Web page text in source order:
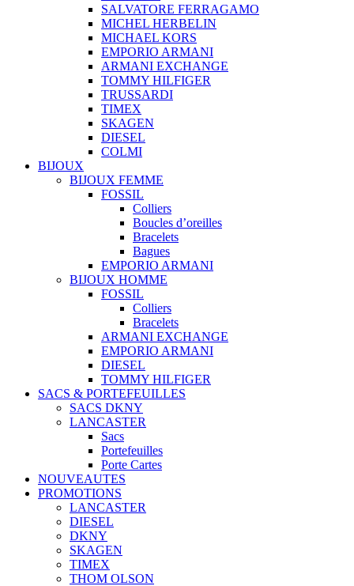
SALVATORE FERRAGAMO
MICHEL HERBELIN
MICHAEL KORS
EMPORIO ARMANI
ARMANI EXCHANGE
TOMMY HILFIGER
TRUSSARDI
TIMEX
SKAGEN
DIESEL
COLMI
BIJOUX
BIJOUX FEMME
FOSSIL
Colliers
Boucles d’oreilles
Bracelets
Bagues
EMPORIO ARMANI
BIJOUX HOMME
FOSSIL
Colliers
Bracelets
ARMANI EXCHANGE
EMPORIO ARMANI
DIESEL
TOMMY HILFIGER
SACS & PORTEFEUILLES
SACS DKNY
LANCASTER
Sacs
Portefeuilles
Porte Cartes
NOUVEAUTES
PROMOTIONS
LANCASTER
DIESEL
DKNY
SKAGEN
TIMEX
THOM OLSON